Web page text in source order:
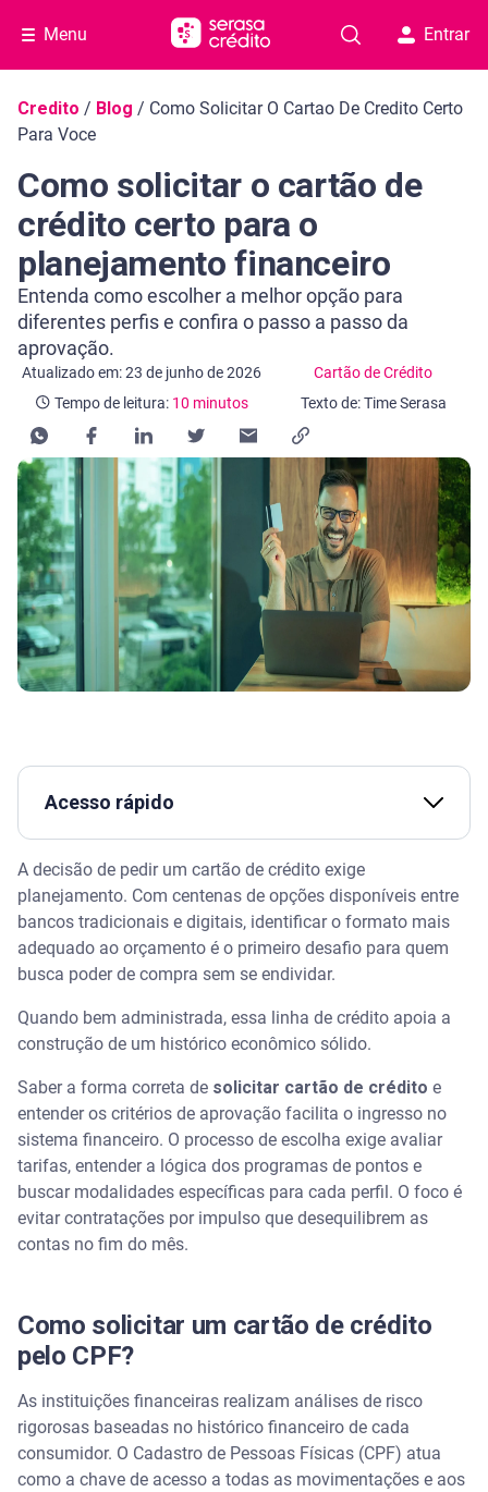
Menu Entrar
Navegação do blog
Credito / Blog / Como Solicitar O Cartao De Credito Certo
Para Voce
Como solicitar o cartão de
crédito certo para o
planejamento financeiro
Entenda como escolher a melhor opção para
diferentes perfis e confira o passo a passo da
aprovação.
Atualizado em: 23 de junho de 2026 Cartão de Crédito
Categoria Cartão de Crédito
Tempo de leitura: 10 minutos
Tempo de leitura: 10 minutos
Texto de: Time Serasa
Acesso rápido
Como solicitar um cartão de crédito pelo CPF?
Agilidade na aprovação: qual cartão de crédito
libera limite na hora?
Qual é o cartão de crédito mais fácil de ser
aprovado?
premium
Qual cartão libera R$ 1000 de limite ou mais?
Cartões para perfis específicos: do negativado ao
viajante
Qual a melhor opção para quem está com o CPF
Assista |Como organizar as finanças e como usar
crédito em 2026 – Serasa Ensina
Compare e simule ofertas no Serasa Crédito
Perguntas frequentes sobre solicitar cartão de
crédito
A decisão de pedir um cartão de crédito exige
planejamento. Com centenas de opções disponíveis entre
bancos tradicionais e digitais, identificar o formato mais
adequado ao orçamento é o primeiro desafio para quem
busca poder de compra sem se endividar.
Quando bem administrada, essa linha de crédito apoia a
construção de um histórico econômico sólido.
Saber a forma correta de solicitar cartão de crédito e
entender os critérios de aprovação facilita o ingresso no
sistema financeiro. O processo de escolha exige avaliar
tarifas, entender a lógica dos programas de pontos e
buscar modalidades específicas para cada perfil. O foco é
evitar contratações por impulso que desequilibrem as
contas no fim do mês.
Como solicitar um cartão de crédito
pelo CPF?
As instituições financeiras realizam análises de risco
rigorosas baseadas no histórico financeiro de cada
consumidor. O Cadastro de Pessoas Físicas (CPF) atua
como a chave de acesso a todas as movimentações e aos